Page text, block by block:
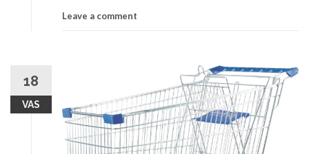
Leave a comment
18
VAS